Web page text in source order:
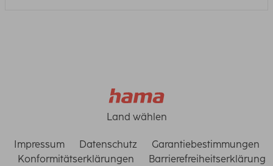
Land wählen
Impressum Datenschutz
Garantiebestimmungen
Konformitätserklärungen
Barrierefreiheitserklärung